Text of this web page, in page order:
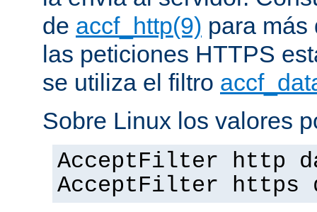
de accf_http(9) para más
las peticiones HTTPS
se utiliza el filtro
Sobre Linux los valores
AcceptFilter http
AcceptFilter https